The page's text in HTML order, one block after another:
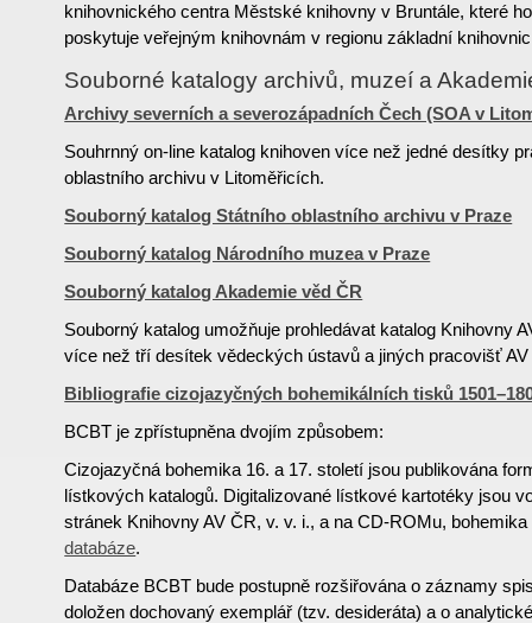
knihovnického centra Městské knihovny v Bruntále, které
poskytuje veřejným knihovnám v regionu základní
Souborné katalogy archivů, muzeí a
Archivy severních a severozápadních Čech (SOA v
Souhrnný on-line katalog knihoven více než jedné desítky
oblastního archivu v Litoměřicích.
Souborný katalog Státního oblastního archivu v Praze
Souborný katalog Národního muzea v Praze
Souborný katalog Akademie věd ČR
Souborný katalog umožňuje prohledávat katalog Knihovny
více než tří desítek vědeckých ústavů a jiných pracovišť
Bibliografie cizojazyčných bohemikálních tisků
BCBT je zpřístupněna dvojím způsobem:
Cizojazyčná bohemika 16. a 17. století jsou publikována
lístkových katalogů. Digitalizované lístkové kartotéky jsou
stránek Knihovny AV ČR, v. v. i., a na CD-ROMu,
databáze.
Databáze BCBT bude postupně rozšiřována o záznamy
doložen dochovaný exemplář (tzv. desideráta) a o